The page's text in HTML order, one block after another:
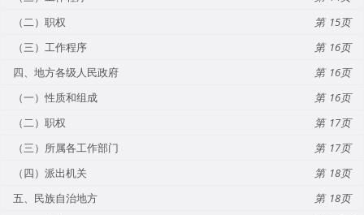
（二）职权
15
（三）工作程序
16
四、地方各级人民政府
16
（一）性质和组成
16
（二）职权
17
（三）所属各工作部门
17
（四）派出机关
18
五、民族自治地方
18